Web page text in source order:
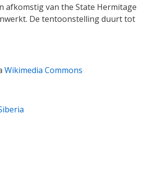
afkomstig van the State Hermitage
De tentoonstelling duurt tot
Wikimedia Commons